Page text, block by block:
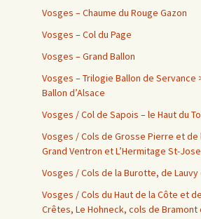
Vosges – Chaume du Rouge Gazon
Vosges – Col du Page
Vosges – Grand Ballon
Vosges – Trilogie Ballon de Servance
Ballon d’Alsace
Vosges / Col de Sapois – le Haut du
Vosges / Cols de Grosse Pierre et de
Grand Ventron et L’Hermitage St-
Vosges / Cols de la Burotte, de
Vosges / Cols du Haut de la Côte et
Crêtes, Le Hohneck, cols de